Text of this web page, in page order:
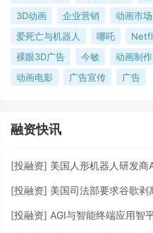
3D动画
企业营销 动画市场
爱死亡与机器人
哪吒
裸眼3D广告
今敏 动画制作
动画电影
广告宣传 广告
融资快讯
[投融资] 美国人形机器人研发
[投融资] 美国司法部要求谷歌剥离
[投融资] AGI与智能终端应用智